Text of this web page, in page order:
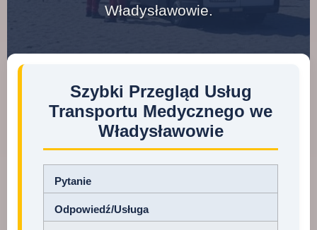
Władysławowie.
Szybki Przegląd Usług
Transportu Medycznego we
Władysławowie
Pytanie
Odpowiedź/Usługa